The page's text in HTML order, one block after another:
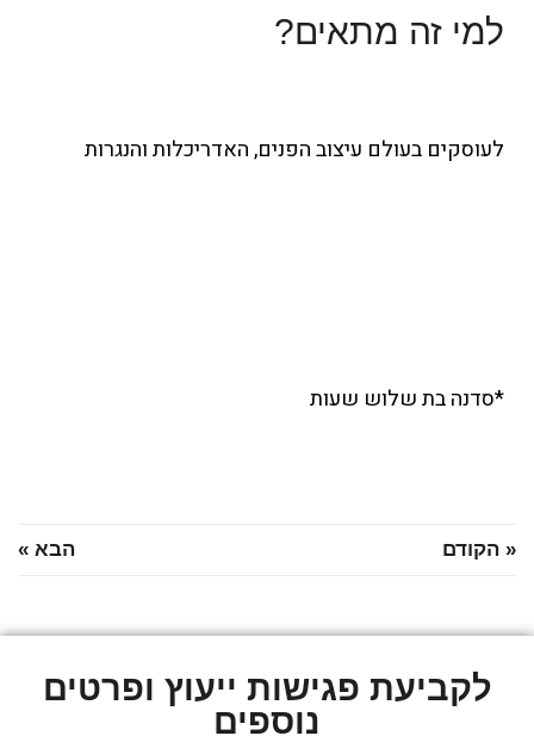
למי זה מתאים?
לעוסקים בעולם עיצוב הפנים, האדריכלות והנגרות
*סדנה בת שלוש שעות
הקודם הבא »
לקביעת פגישות ייעוץ ופרטים
נוספים